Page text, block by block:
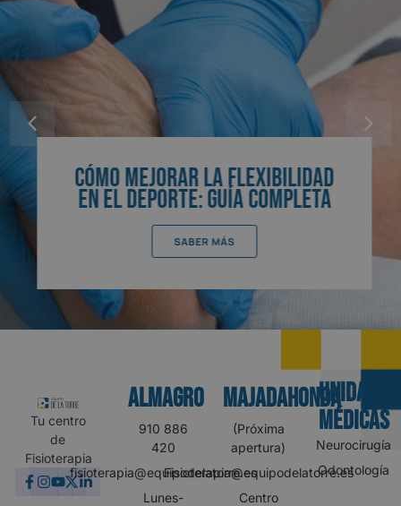
Cómo Mejorar la Flexibilidad
en el Deporte: Guía Completa
SABER MÁS
Tu centro
de
Fisioterapia
Almagro
910 886
420
fisioterapia@equipodelatorre.es
Lunes-
MAJADAHONDA
(Próxima
apertura)
Fisioterapia@equipodelatorre.es
Centro
UNIDADES
MÉDICAS
Neurocirugía
Odontología